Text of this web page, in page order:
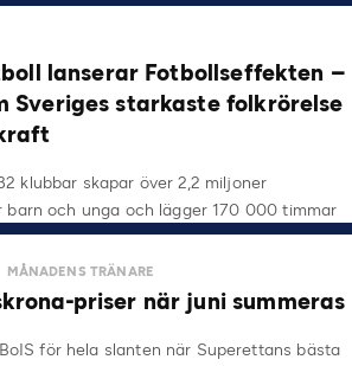
lanserar Fotbollseffekten –
Sveriges starkaste folkrörelse
klubbar skapar över 2,2 miljoner
och unga och lägger 170 000 timmar
MÅNADENS TRÄNARE
priser när juni summeras
för hela slanten när Superettans bästa